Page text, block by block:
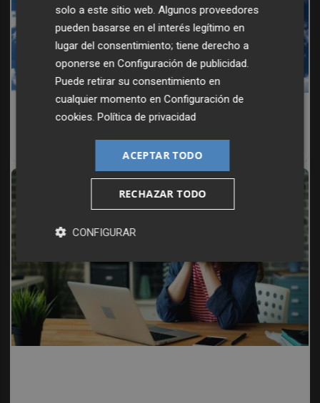
No es tu imaginación
solo a este sitio web. Algunos proveedores
pueden basarse en el interés legítimo en
lugar del consentimiento; tiene derecho a
oponerse enConfiguración de publicidad.
Puede retirar su consentimiento en
cualquier momento enConfiguración de
cookies.Política de privacidad
ACEPTAR TODO
RECHAZAR TODO
CONFIGURAR